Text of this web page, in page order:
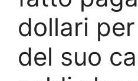
dollari
del suo